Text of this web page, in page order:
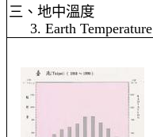
三、地中溫度
3. Earth Temperature